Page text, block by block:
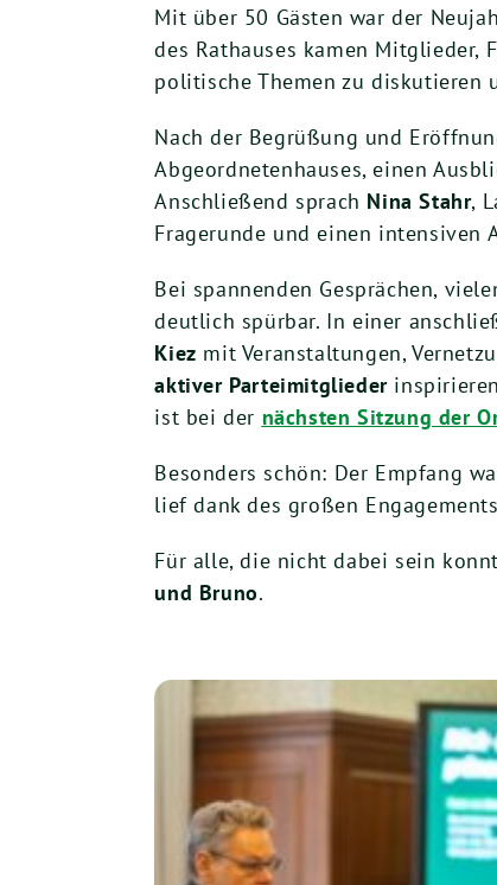
Mit über 50 Gästen war der
des Rathauses kamen Mitglieder,
politische Themen zu diskutieren
Nach der Begrüßung und
Abgeordnetenhauses, einen
Anschließend sprach Nina Stahr,
Fragerunde und einen intensiven
Bei spannenden Gesprächen,
deutlich spürbar. In einer
Kiez mit Veranstaltungen,
aktiver Parteimitglieder
ist bei der nächsten Sitzung der
Besonders schön: Der Empfang
lief dank des großen
Für alle, die nicht dabei sein
und Bruno.